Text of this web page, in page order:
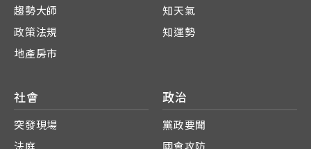
趨勢大師
政策法規
地產房市
知天氣
知運勢
社會
突發現場
政治
黨政要聞